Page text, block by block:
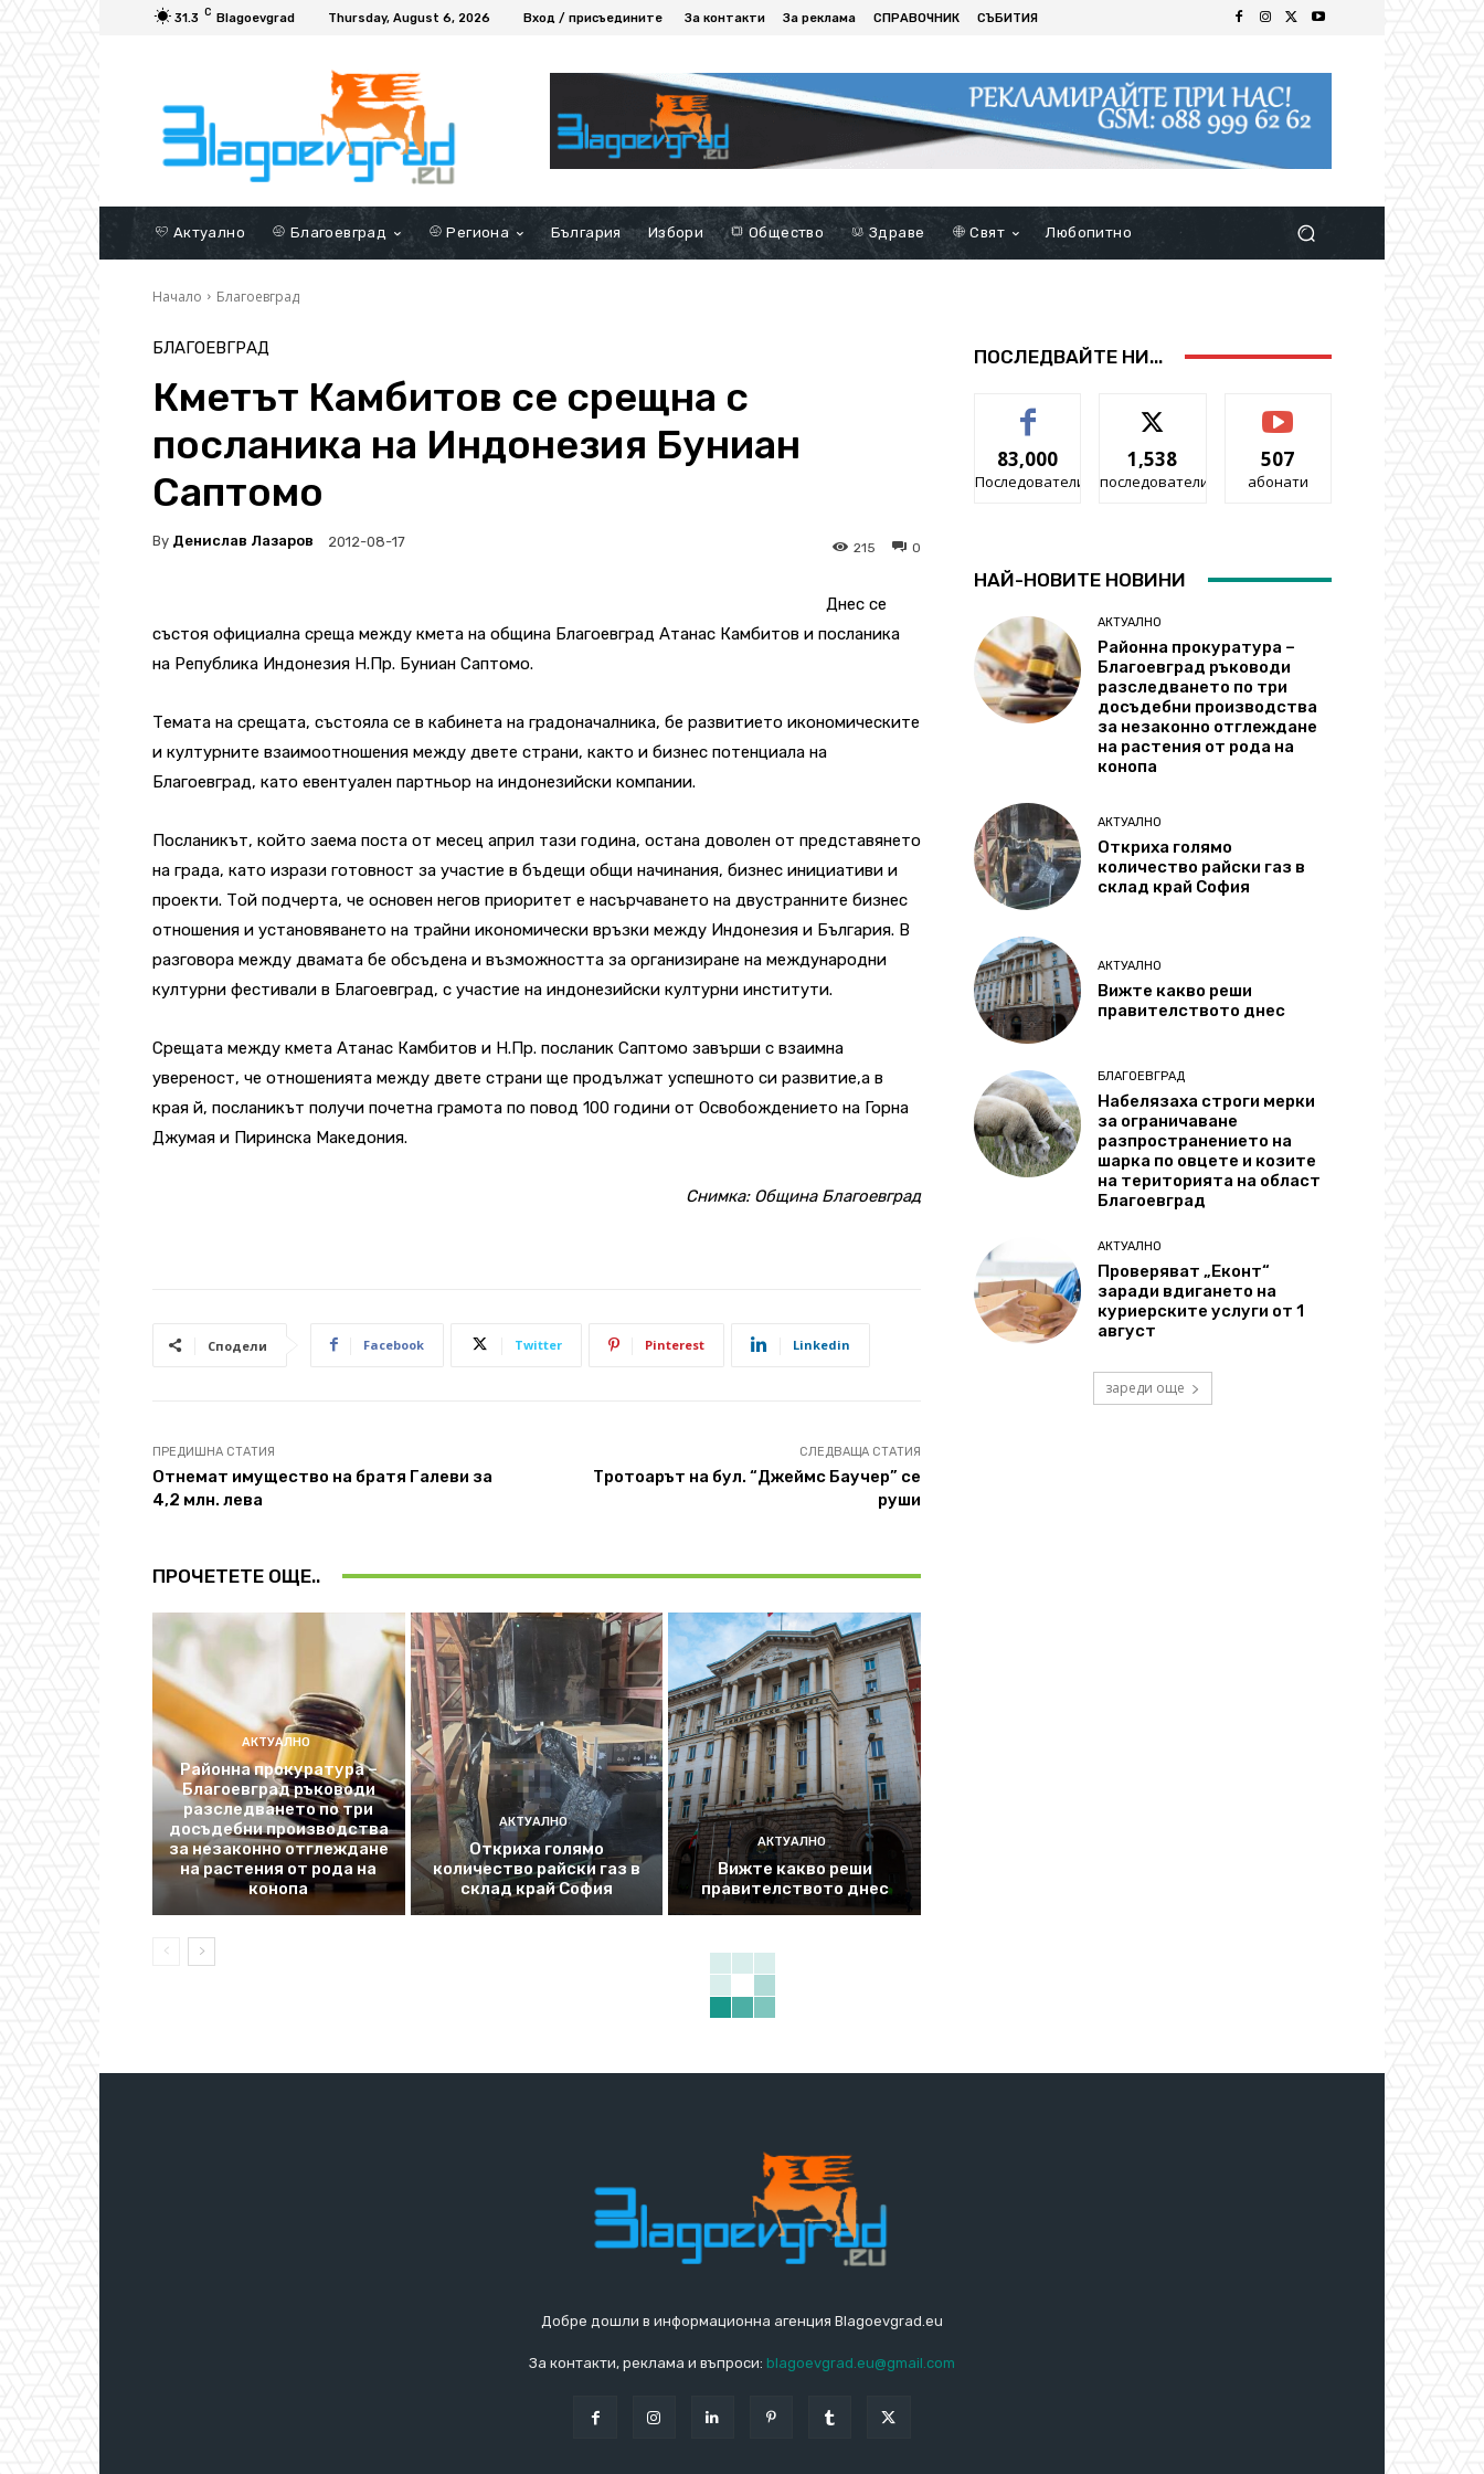
31.3 C Blagoevgrad Thursday, August 6, 2026 Вход / присъедините За контакти За реклама СПРАВОЧНИК СЪБИТИЯ
Актуално Благоевград Региона България Избори Общество Здраве Свят Любопитно
Начало Благоевград
БЛАГОЕВГРАД
Кметът Камбитов се срещна с
посланика на Индонезия Буниан
Саптомо
By Денислав Лазаров 2012-08-17 0
215
Днес се
състоя официална среща между кмета на община Благоевград Атанас Камбитов и посланика
на Република Индонезия Н.Пр. Буниан Саптомо.
Темата на срещата, състояла се в кабинета на градоначалника, бе развитието икономическите
и културните взаимоотношения между двете страни, както и бизнес потенциала на
Благоевград, като евентуален партньор на индонезийски компании.
Посланикът, който заема поста от месец април тази година, остана доволен от представянето
на града, като изрази готовност за участие в бъдещи общи начинания, бизнес инициативи и
проекти. Той подчерта, че основен негов приоритет е насърчаването на двустранните бизнес
отношения и установяването на трайни икономически връзки между Индонезия и България. В
разговора между двамата бе обсъдена и възможността за организиране на международни
културни фестивали в Благоевград, с участие на индонезийски културни институти.
Срещата между кмета Атанас Камбитов и Н.Пр. посланик Саптомо завърши с взаимна
увереност, че отношенията между двете страни ще продължат успешното си развитие,а в
края й, посланикът получи почетна грамота по повод 100 години от Освобождението на Горна
Джумая и Пиринска Македония.
Снимка: Община Благоевград
Сподели Facebook Twitter Pinterest Linkedin
ПРЕДИШНА СТАТИЯ
Отнемат имущество на братя Галеви за
4,2 млн. лева
СЛЕДВАЩА СТАТИЯ
Тротоарът на бул. “Джеймс Баучер” се
руши
ПРОЧЕТЕТЕ ОЩЕ..
АКТУАЛНО
Районна прокуратура –
Благоевград ръководи
разследването по три
досъдебни производства
за незаконно отглеждане
на растения от рода на
конопа
АКТУАЛНО
Откриха голямо
количество райски газ в
склад край София
АКТУАЛНО
Вижте какво реши
правителството днес
ПОСЛЕДВАЙТЕ НИ...
83,000
Последователи
1,538
последователи
507
абонати
НАЙ-НОВИТЕ НОВИНИ
АКТУАЛНО
Районна прокуратура –
Благоевград ръководи
разследването по три
досъдебни производства
за незаконно отглеждане
на растения от рода на
конопа
АКТУАЛНО
Откриха голямо
количество райски газ в
склад край София
АКТУАЛНО
Вижте какво реши
правителството днес
БЛАГОЕВГРАД
Набелязаха строги мерки
за ограничаване
разпространението на
шарка по овцете и козите
на територията на област
Благоевград
АКТУАЛНО
Проверяват „Еконт“
заради вдигането на
куриерските услуги от 1
август
зареди още
Добре дошли в информационна агенция Blagoevgrad.eu
За контакти, реклама и въпроси: blagoevgrad.eu@gmail.com